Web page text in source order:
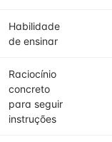
Habilidade
de ensinar
Raciocínio
concreto
para seguir
instruções